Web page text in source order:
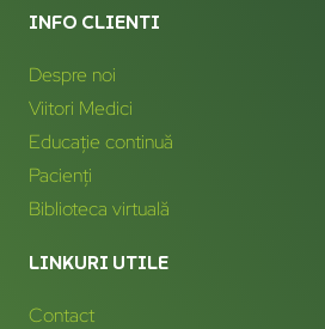
INFO CLIENTI
Despre noi
Viitori Medici
Educație continuă
Pacienți
Biblioteca virtuală
LINKURI UTILE
Contact